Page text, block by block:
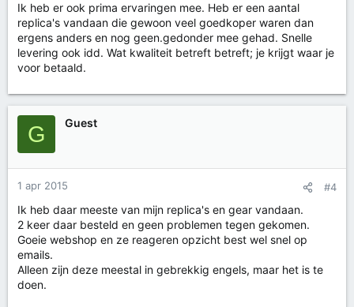
Ik heb er ook prima ervaringen mee. Heb er een aantal
replica's vandaan die gewoon veel goedkoper waren dan
ergens anders en nog geen.gedonder mee gehad. Snelle
levering ook idd. Wat kwaliteit betreft betreft; je krijgt waar je
voor betaald.
G Guest
1 apr 2015 #4
Ik heb daar meeste van mijn replica's en gear vandaan.
2 keer daar besteld en geen problemen tegen gekomen.
Goeie webshop en ze reageren opzicht best wel snel op
emails.
Alleen zijn deze meestal in gebrekkig engels, maar het is te
doen.